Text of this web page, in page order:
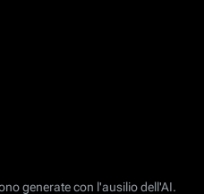
generate con l'ausilio dell'AI.